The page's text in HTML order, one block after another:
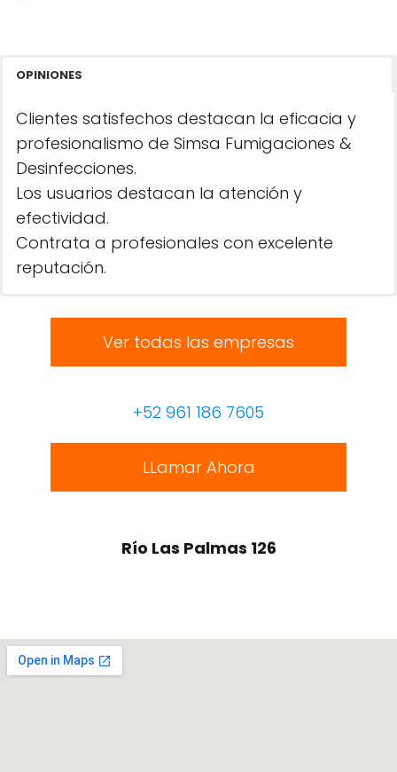
OPINIONES
Clientes satisfechos destacan la eficacia y
profesionalismo de Simsa Fumigaciones &
Desinfecciones.
Los usuarios destacan la atención y
efectividad.
Contrata a profesionales con excelente
reputación.
Ver todas las empresas
+52 961 186 7605
LLamar Ahora
Río Las Palmas 126